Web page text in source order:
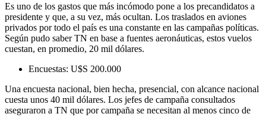
Es uno de los gastos que más incómodo pone a los precandidatos a
presidente y que, a su vez, más ocultan. Los traslados en aviones
privados por todo el país es una constante en las campañas políticas.
Según pudo saber TN en base a fuentes aeronáuticas, estos vuelos
cuestan, en promedio, 20 mil dólares.
Encuestas: U$S 200.000
Una encuesta nacional, bien hecha, presencial, con alcance nacional
cuesta unos 40 mil dólares. Los jefes de campaña consultados
aseguraron a TN que por campaña se necesitan al menos cinco de